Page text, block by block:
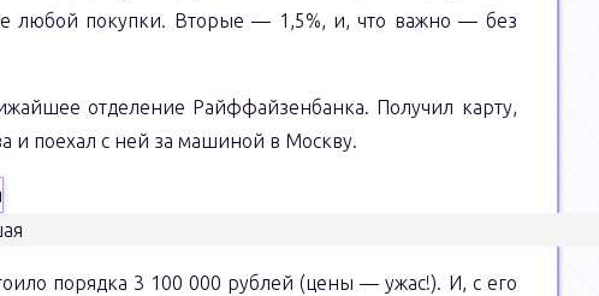
любой покупки. Вторые — 1,5%, и, что важно — без
отделение Райффайзенбанка. Получил карту,
и поехал с ней за машиной в Москву.
порядка 3 100 000 рублей (цены — ужас!). И, с его